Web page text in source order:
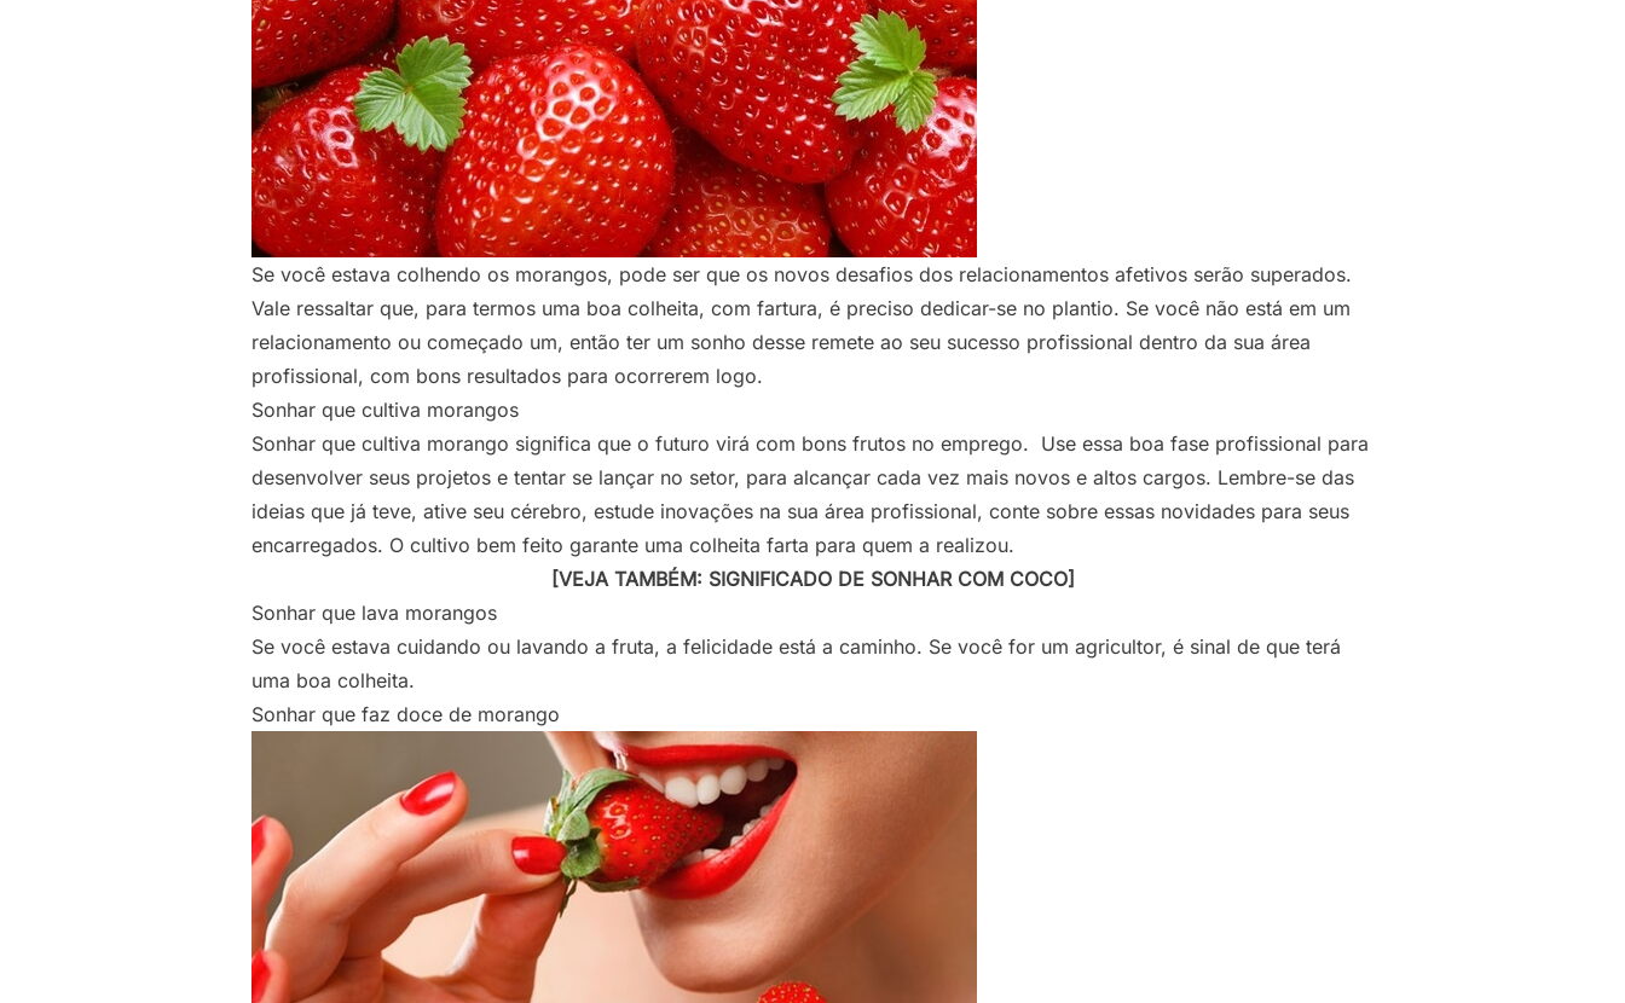
Se você estava colhendo os morangos, pode ser que os novos desafios dos relacionamentos afetivos serão superados.
Vale ressaltar que, para termos uma boa colheita, com fartura, é preciso dedicar-se no plantio. Se você não está em um
relacionamento ou começado um, então ter um sonho desse remete ao seu sucesso profissional dentro da sua área
profissional, com bons resultados para ocorrerem logo.
Sonhar que cultiva morangos
Sonhar que cultiva morango significa que o futuro virá com bons frutos no emprego. Use essa boa fase profissional para
desenvolver seus projetos e tentar se lançar no setor, para alcançar cada vez mais novos e altos cargos. Lembre-se das
ideias que já teve, ative seu cérebro, estude inovações na sua área profissional, conte sobre essas novidades para seus
encarregados. O cultivo bem feito garante uma colheita farta para quem a realizou.
[VEJA TAMBÉM: SIGNIFICADO DE SONHAR COM COCO]
Sonhar que lava morangos
Se você estava cuidando ou lavando a fruta, a felicidade está a caminho. Se você for um agricultor, é sinal de que terá
uma boa colheita.
Sonhar que faz doce de morango